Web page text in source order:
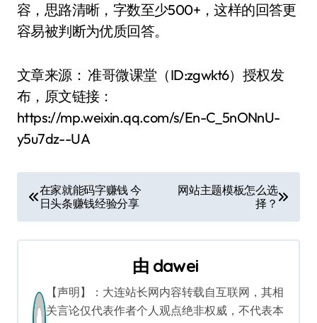
容，思路清晰，字数至少500+，这样的回答更
容易被判断为优质回答。
文章来源： 准哥微课堂（ID:zgwkt6）授权发
布，原文链接：
https://mp.weixin.qq.com/s/En-C_5nONnU-
y5u7dz--UA
文
章
导
在家就能码字赚钱 今
日头条赚钱经验分享
网站主题模板怎么选
择？
由 dawei
【声明】：大连站长网内容转载自互联网，其相
关言论仅代表作者个人观点绝非权威，不代表本